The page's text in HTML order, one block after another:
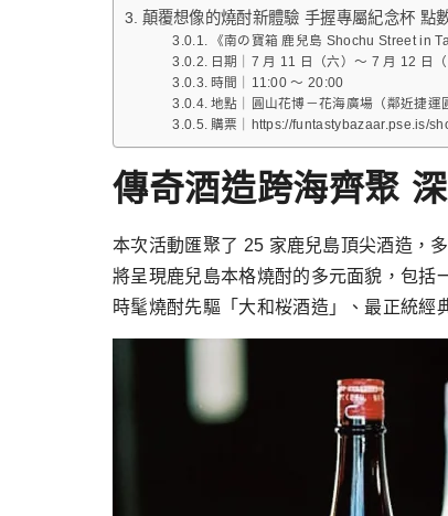
顛覆想像的燒酎新體驗 ⼿握專屬紀念杯 點
《南の寶箱 鹿兒島 Shochu Street in
⽇期｜7 ⽉ 11 ⽇（六）～ 7 ⽉ 12 ⽇（
時間｜11:00 ～ 20:00
地點｜圓⼭花博－花海廣場（鄰近捷運
購票｜https://funtastybazaar.pse.is/
傳奇酒造跨海⿑聚
本次活動匯聚了 25 家鹿兒島頂尖酒造，
將呈現鹿兒島本格燒酎的多元⾯貌，包括
時髦燒酎先驅「⼤和桜酒造」、最正統經